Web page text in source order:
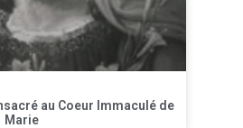
au Coeur Immaculé de
Marie